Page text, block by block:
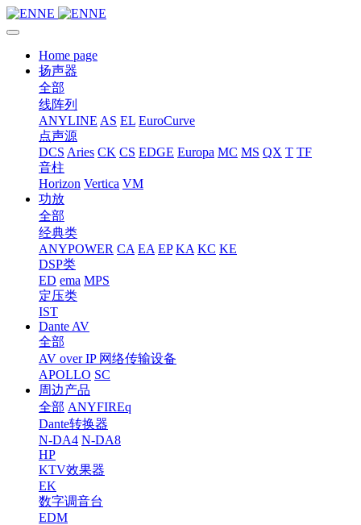
Home page
扬声器
全部
线阵列
ANYLINE AS EL EuroCurve
点声源
DCS Aries CK CS EDGE Europa MC MS QX T TF
音柱
Horizon Vertica VM
功放
全部
经典类
ANYPOWER CA EA EP KA KC KE
DSP类
ED ema MPS
定压类
IST
Dante AV
全部
AV over IP 网络传输设备
APOLLO SC
周边产品
全部 ANYFIREq
Dante转换器
N-DA4 N-DA8
HP
KTV效果器
EK
数字调音台
EDM